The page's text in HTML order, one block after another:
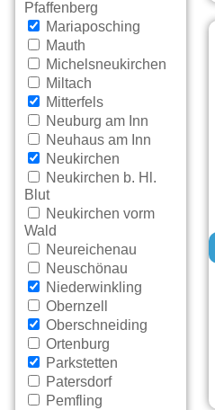
Pfaffenberg
Mariaposching
Mauth
Michelsneukirchen
Miltach
Mitterfels
Neuburg am Inn
Neuhaus am Inn
Neukirchen
Neukirchen b. Hl.
Blut
Neukirchen vorm
Wald
Neureichenau
Neuschönau
Niederwinkling
Obernzell
Oberschneiding
Ortenburg
Parkstetten
Patersdorf
Pemfling